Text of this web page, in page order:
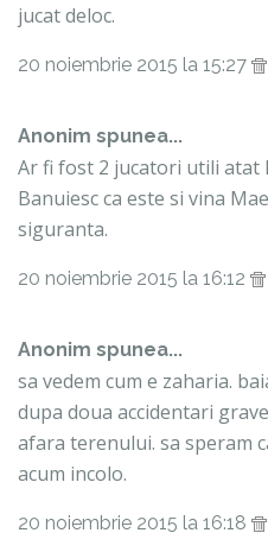
jucat deloc.
20 noiembrie 2015 la 15:27
Anonim spunea...
Ar fi fost 2 jucatori utili atat
Banuiesc ca este si vina
siguranta.
20 noiembrie 2015 la 16:12
Anonim spunea...
sa vedem cum e zaharia.
dupa doua accidentari
afara terenului. sa speram
acum incolo.
20 noiembrie 2015 la 16:18